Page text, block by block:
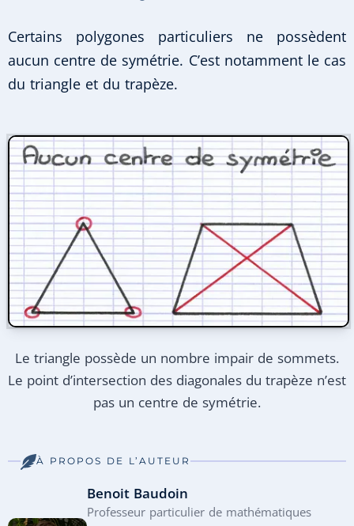
Certains polygones particuliers ne possèdent
aucun centre de symétrie. C’est notamment le cas
du triangle et du trapèze.
Le triangle possède un nombre impair de sommets.
Le point d’intersection des diagonales du trapèze n’est
pas un centre de symétrie.
À PROPOS DE L’AUTEUR
Benoit Baudoin
Professeur particulier de mathématiques